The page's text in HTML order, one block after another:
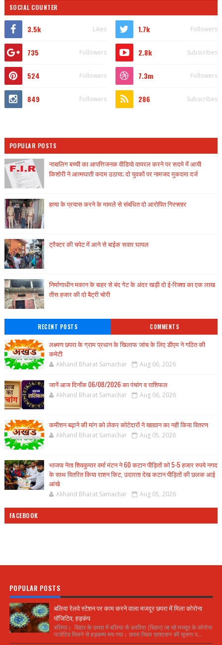
SOCIAL COUNTER
3.5k Likes 1.7k Followers
735 Followers 2.8k Subscribes
524 Followers 7.3m Followers
849 Followers 286 Subscribes
POPULAR POSTS
नाबालिग बच्ची का आपत्तिजनक वीडियो वायरल करने पर सदमे में आयी
किशोरी ने आत्मघाती कदम उठाया; दो युवकों पर नामजद मुकदमा दर्ज
हत्या के प्रयास करने के मामले से संबंधित दो आरोपित गिरफ्तार
ट्रैक्टर की चपेट में आने से बाईक सवार घायल
निर्माणाधीन मकान के बाहर से बंद गेट के अंदर खड़ी दो ई-रिक्शा का एक लाख
तीस हजार की दो बैट्री चोरी
RECENT POSTS COMMENTS
लक्ष्मण छपरा के ग्राम प्रधान के खिलाफ जांच के लिए डीएम ने गठित की
कमेटी
Akhand Bharat Samachar Aug 06, 2026
जानें आज दिनाँक 06/08/2026 का पंचांग व राशिफल
Akhand Bharat Samachar Aug 06, 2026
कमीशन बढ़ाने की मांग को लेकर कोटेदारों ने खाद्यान का नही किया वितरण
Akhand Bharat Samachar Aug 05, 2026
भाजपा नेता शिवकुमार वर्मा मंटन ने 60 कटान पीड़ितों को 5-5 हजार रुपये नगद
के साथ वितरित किया राशन किट, उदारता देख कटान पीड़ितों की छलक आई
आंखे
Akhand Bharat Samachar Aug 05, 2026
FACEBOOK
POPULAR POSTS
बलिया रेलवे स्टेशन पर काम करने वाला मजदूर छपरा में मिला कोरोना
पॉजिटिव, हड़कंप
बलिया। बिहार के छपरा में बलिया से अररिया (बिहार) जा रहे मजदूर के कोरोना
पाजेटिव मिलने से हड़कम्प मच गया। छपरा जिला प्रशासन की सूचना प...